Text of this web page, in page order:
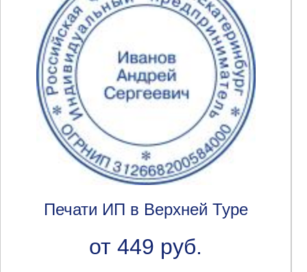
Печати ИП в Верхней Туре
от 449 руб.